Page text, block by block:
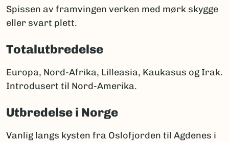
Spissen av framvingen verken med mørk skygge
eller svart plett.
Totalutbredelse
Europa, Nord-Afrika, Lilleasia, Kaukasus og Irak.
Introdusert til Nord-Amerika.
Utbredelse i Norge
Vanlig langs kysten fra Oslofjorden til Agdenes i